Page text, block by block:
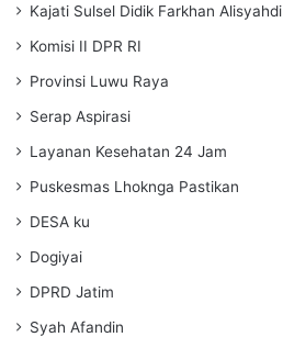
Kajati Sulsel Didik Farkhan Alisyahdi
Komisi II DPR RI
Provinsi Luwu Raya
Serap Aspirasi
Layanan Kesehatan 24 Jam
Puskesmas Lhoknga Pastikan
DESA ku
Dogiyai
DPRD Jatim
Syah Afandin